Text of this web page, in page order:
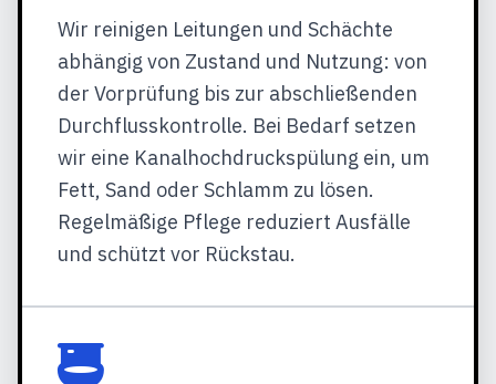
Wir reinigen Leitungen und Schächte
abhängig von Zustand und Nutzung: von
der Vorprüfung bis zur abschließenden
Durchflusskontrolle. Bei Bedarf setzen
wir eine Kanalhochdruckspülung ein, um
Fett, Sand oder Schlamm zu lösen.
Regelmäßige Pflege reduziert Ausfälle
und schützt vor Rückstau.